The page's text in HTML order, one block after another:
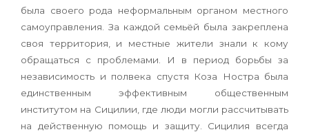
была своего рода неформальным органом местного
самоуправления. За каждой семьёй была закреплена
своя территория, и местные жители знали к кому
обращаться с проблемами. И в период борьбы за
независимость и полвека спустя Коза Ностра была
единственным эффективным общественным
институтом на Сицилии, где люди могли рассчитывать
на действенную помощь и защиту. Сицилия всегда